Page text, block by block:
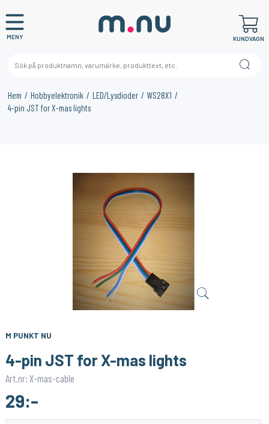
MENY KUNDVAGN
Hem Hobbyelektronik LED/Lysdioder
WS28X1
4-pin JST for X-mas lights
Drivdon one drive 18W 350mA - Dimbar
SUNRICHER
M PUNKT NU
4-pin JST for X-mas lights
Art.nr: X-mas-cable
29:-